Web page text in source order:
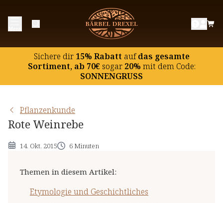
Sichere dir15% Rabatt aufdas gesamte
Sortiment, ab 70€ sogar20% mit dem Code:
SONNENGRUSS
Pflanzenkunde
Rote Weinrebe
14. Okt. 2015 6 Minuten
Themen in diesem Artikel:
Etymologie und Geschichtliches
Etymologie und Geschichtliches
Botanik der Roten Weinrebe (Rotes Weinlaub)
Inhaltsstoffe und deren potentielle Wirkung
Hinweise